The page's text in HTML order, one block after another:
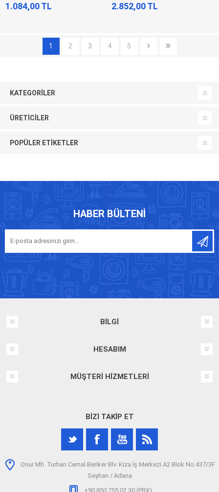
1.084,00 TL 2.852,00 TL
1 2 3 4 5
KATEGORILER
ÜRETICILER
POPÜLER ETIKETLER
HABER BÜLTENI
BILGI
HESABIM
MÜŞTERI HIZMETLERI
BIZI TAKIP ET
Onur Mh. Turhan Cemal Beriker Blv. Kiza İş Merkezi A2 Blok No:437/3F
Seyhan / Adana
+90 850 755 02 30 (PBX)